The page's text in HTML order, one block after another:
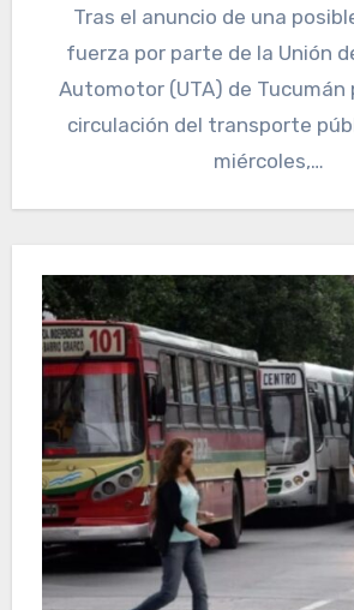
Tras el anuncio de una posible medida de
fuerza por parte de la Unión
Automotor (UTA) de Tucumán
circulación del transporte
miércoles,…